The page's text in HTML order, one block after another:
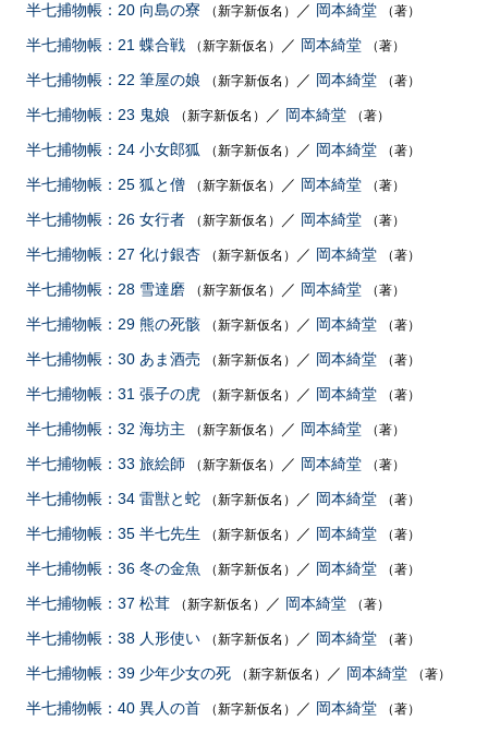
半七捕物帳：20 向島の寮 （新字新仮名） ／ 岡本綺堂 （著）
半七捕物帳：21 蝶合戦 （新字新仮名） ／ 岡本綺堂 （著）
半七捕物帳：22 筆屋の娘 （新字新仮名） ／ 岡本綺堂 （著）
半七捕物帳：23 鬼娘 （新字新仮名） ／ 岡本綺堂 （著）
半七捕物帳：24 小女郎狐 （新字新仮名） ／ 岡本綺堂 （著）
半七捕物帳：25 狐と僧 （新字新仮名） ／ 岡本綺堂 （著）
半七捕物帳：26 女行者 （新字新仮名） ／ 岡本綺堂 （著）
半七捕物帳：27 化け銀杏 （新字新仮名） ／ 岡本綺堂 （著）
半七捕物帳：28 雪達磨 （新字新仮名） ／ 岡本綺堂 （著）
半七捕物帳：29 熊の死骸 （新字新仮名） ／ 岡本綺堂 （著）
半七捕物帳：30 あま酒売 （新字新仮名） ／ 岡本綺堂 （著）
半七捕物帳：31 張子の虎 （新字新仮名） ／ 岡本綺堂 （著）
半七捕物帳：32 海坊主 （新字新仮名） ／ 岡本綺堂 （著）
半七捕物帳：33 旅絵師 （新字新仮名） ／ 岡本綺堂 （著）
半七捕物帳：34 雷獣と蛇 （新字新仮名） ／ 岡本綺堂 （著）
半七捕物帳：35 半七先生 （新字新仮名） ／ 岡本綺堂 （著）
半七捕物帳：36 冬の金魚 （新字新仮名） ／ 岡本綺堂 （著）
半七捕物帳：37 松茸 （新字新仮名） ／ 岡本綺堂 （著）
半七捕物帳：38 人形使い （新字新仮名） ／ 岡本綺堂 （著）
半七捕物帳：39 少年少女の死 （新字新仮名） ／ 岡本綺堂 （著）
半七捕物帳：40 異人の首 （新字新仮名） ／ 岡本綺堂 （著）